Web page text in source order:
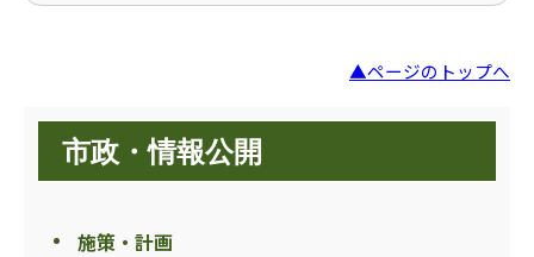
▲ページのトップへ
市政・情報公開
施策・計画